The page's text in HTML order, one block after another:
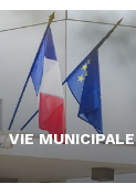
VIE MUNICIPALE